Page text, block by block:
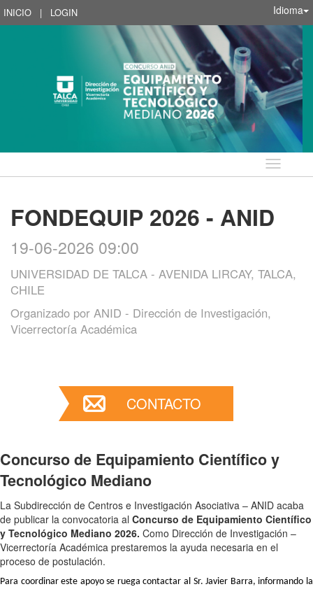
INICIO | LOGIN Idioma
Idioma
FONDEQUIP 2026 - ANID
19-06-2026 09:00
UNIVERSIDAD DE TALCA - AVENIDA LIRCAY, TALCA,
CHILE
Organizado por ANID - Dirección de Investigación,
Vicerrectoría Académica
CONTACTO
Concurso de Equipamiento Científico y
Tecnológico Mediano
La Subdirección de Centros e Investigación Asociativa – ANID acaba
de publicar la convocatoria al Concurso de Equipamiento Científico
y Tecnológico Mediano 2026. Como Dirección de Investigación –
Vicerrectoría Académica prestaremos la ayuda necesaria en el
proceso de postulación.
Para coordinar este apoyo se ruega contactar al Sr. Javier Barra, informando la